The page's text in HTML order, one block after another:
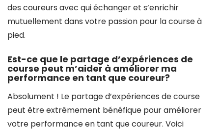
des coureurs avec qui échanger et s’enrichir
mutuellement dans votre passion pour la course à
pied.
Est-ce que le partage d’expériences de
course peut m’aider à améliorer ma
performance en tant que coureur?
Absolument ! Le partage d’expériences de course
peut être extrêmement bénéfique pour améliorer
votre performance en tant que coureur. Voici